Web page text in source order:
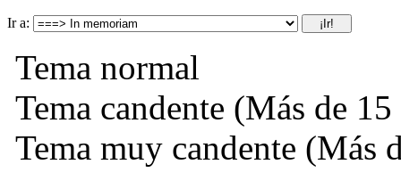
Ir a:
Tema normal
Tema candente (Más de 15
Tema muy candente (Más